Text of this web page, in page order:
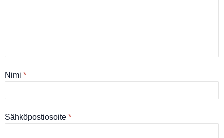
Nimi *
Sähköpostiosoite *